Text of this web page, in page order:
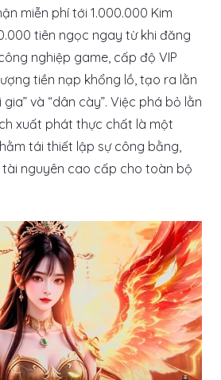
miễn phí tới 1.000.000 Kim
tiên ngọc ngay từ khi đăng
nghiệp game, cấp độ VIP
tiền nạp khổng lồ, tạo ra lằn
và “dân cày”. Việc phá bỏ lằn
xuất phát thực chất là một
tái thiết lập sự công bằng,
nguyên cao cấp cho toàn bộ